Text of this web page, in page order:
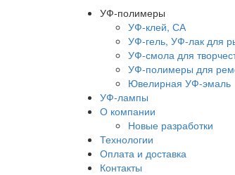
УФ-полимеры
УФ-клей, СА
УФ-гель, УФ-лак для
УФ-смола для
УФ-полимеры для
Ювелирная УФ-эмаль
УФ-лампы
О компании
Новые разработки
Технологии
Оплата и доставка
Контакты